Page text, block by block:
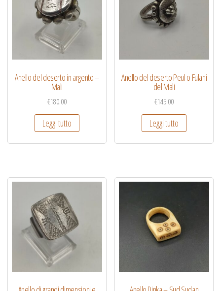
Anello del deserto in argento –
Mali
€180.00
Leggi tutto
Anello del deserto Peul o Fulani
del Mali
€145.00
Leggi tutto